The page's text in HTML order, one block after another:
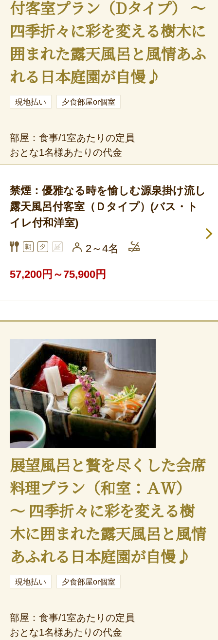
付客室プラン（Dタイプ） ～
四季折々に彩を変える樹木に
囲まれた露天風呂と風情あふ
れる日本庭園が自慢♪
現地払い 夕食部屋or個室
部屋：食事/1室あたりの定員
おとな1名様あたりの代金
禁煙：優雅なる時を愉しむ源泉掛け流し
露天風呂付客室（Ｄタイプ）(バス・ト
イレ付和洋室)
2～4名
57,200円～75,900円
展望風呂と贅を尽くした会席
料理プラン（和室：ＡＷ）
～ 四季折々に彩を変える樹
木に囲まれた露天風呂と風情
あふれる日本庭園が自慢♪
現地払い 夕食部屋or個室
部屋：食事/1室あたりの定員
おとな1名様あたりの代金